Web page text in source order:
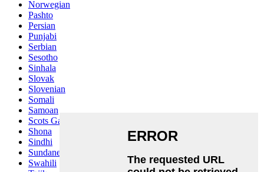
Norwegian
Pashto
Persian
Punjabi
Serbian
Sesotho
Sinhala
Slovak
Slovenian
Somali
Samoan
Scots Gaelic
Shona
Sindhi
Sundanese
Swahili